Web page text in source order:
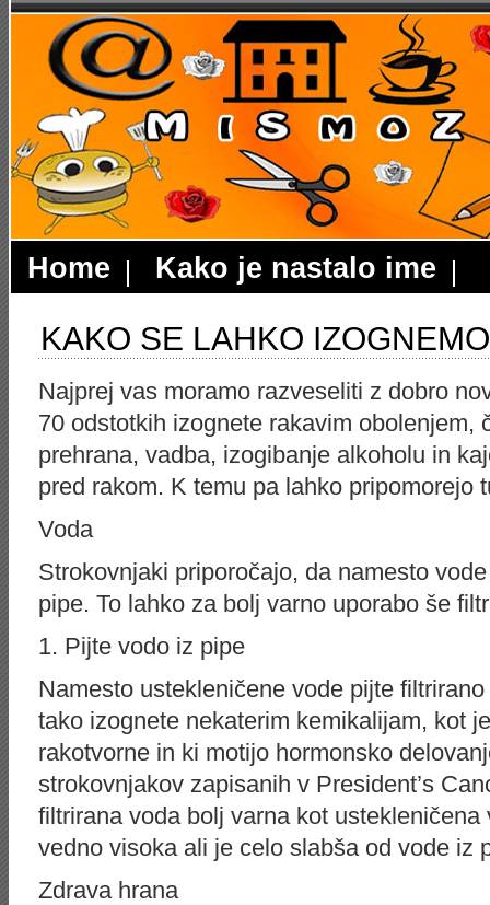
Home Kako je nastalo ime
KAKO SE LAHKO
Najprej vas moramo razveseliti z dobro
70 odstotkih izognete rakavim obolenjem,
prehrana, vadba, izogibanje alkoholu in
pred rakom. K temu pa lahko pripomorejo
Voda
Strokovnjaki priporočajo, da namesto
pipe. To lahko za bolj varno uporabo še
1. Pijte vodo iz pipe
Namesto ustekleničene vode pijte
tako izognete nekaterim kemikalijam, kot
rakotvorne in ki motijo hormonsko
strokovnjakov zapisanih v President’s
filtrirana voda bolj varna kot
vedno visoka ali je celo slabša od vode iz
Zdrava hrana